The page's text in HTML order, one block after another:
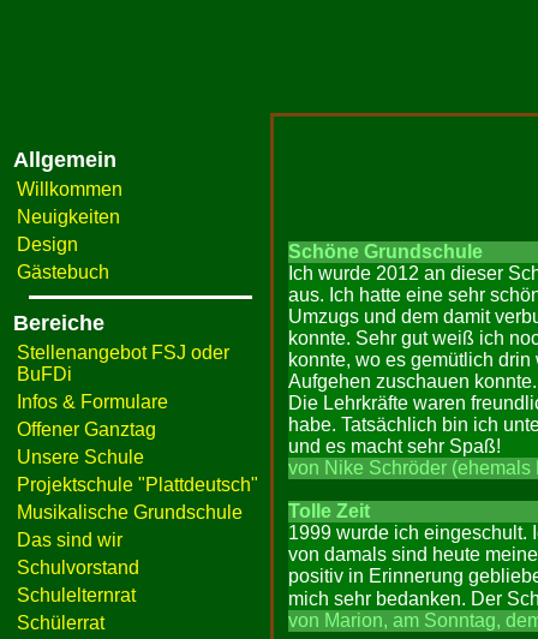
Allgemein
Willkommen
Neuigkeiten
Design
Gästebuch
Bereiche
Stellenangebot FSJ oder
BuFDi
Infos & Formulare
Offener Ganztag
Unsere Schule
Projektschule "Plattdeutsch"
Musikalische Grundschule
Das sind wir
Schulvorstand
Schulelternrat
Schülerrat
Schöne Grundschule
Ich wurde 2012 an dieser
aus. Ich hatte eine sehr
Umzugs und dem damit
konnte. Sehr gut weiß ich
konnte, wo es gemütlich
Aufgehen zuschauen
Die Lehrkräfte waren
habe. Tatsächlich bin ich
und es macht sehr Spaß!
von Nike Schröder (ehemals
Tolle Zeit
1999 wurde ich eingeschult.
von damals sind heute
positiv in Erinnerung
mich sehr bedanken. Der
von Marion, am Sonntag,